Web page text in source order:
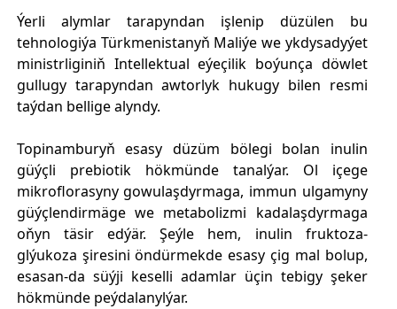
Ýerli alymlar tarapyndan işlenip düzülen bu
tehnologiýa Türkmenistanyň Maliýe we ykdysadyýet
ministrliginiň Intellektual eýeçilik boýunça döwlet
gullugy tarapyndan awtorlyk hukugy bilen resmi
taýdan bellige alyndy.
Topinamburyň esasy düzüm bölegi bolan inulin
güýçli prebiotik hökmünde tanalýar. Ol içege
mikroflorasyny gowulaşdyrmaga, immun ulgamyny
güýçlendirmäge we metabolizmi kadalaşdyrmaga
oňyn täsir edýär. Şeýle hem, inulin fruktoza-
glýukoza şiresini öndürmekde esasy çig mal bolup,
esasan-da süýji keselli adamlar üçin tebigy şeker
hökmünde peýdalanylýar.